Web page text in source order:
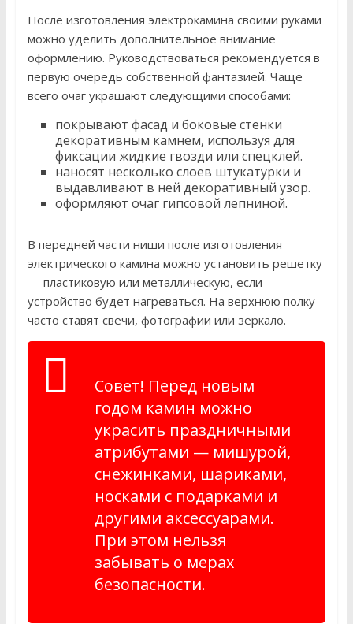
После изготовления электрокамина своими руками
можно уделить дополнительное внимание
оформлению. Руководствоваться рекомендуется в
первую очередь собственной фантазией. Чаще
всего очаг украшают следующими способами:
покрывают фасад и боковые стенки
декоративным камнем, используя для
фиксации жидкие гвозди или спецклей.
наносят несколько слоев штукатурки и
выдавливают в ней декоративный узор.
оформляют очаг гипсовой лепниной.
В передней части ниши после изготовления
электрического камина можно установить решетку
— пластиковую или металлическую, если
устройство будет нагреваться. На верхнюю полку
часто ставят свечи, фотографии или зеркало.
Совет! Перед новым
годом камин можно
украсить праздничными
атрибутами — мишурой,
снежинками, шариками,
носками с подарками и
другими аксессуарами.
При этом нельзя
забывать о мерах
безопасности.